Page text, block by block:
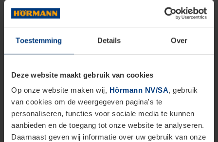
Toestemming Details Over
Deze website maakt gebruik van cookies
Op onze website maken wij, Hörmann NV/SA, gebruik
van cookies om de weergegeven pagina's te
personaliseren, functies voor sociale media te kunnen
aanbieden en de toegang tot onze website te analyseren.
Daarnaast geven wij informatie over uw gebruik van onze